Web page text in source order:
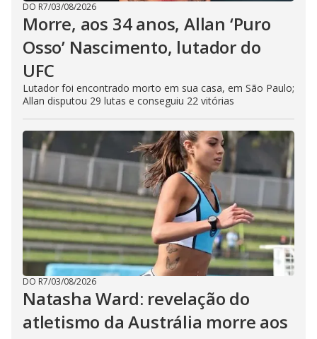
DO R7/03/08/2026
Morre, aos 34 anos, Allan ‘Puro
Osso’ Nascimento, lutador do
UFC
Lutador foi encontrado morto em sua casa, em São Paulo;
Allan disputou 29 lutas e conseguiu 22 vitórias
DO R7/03/08/2026
Natasha Ward: revelação do
atletismo da Austrália morre aos